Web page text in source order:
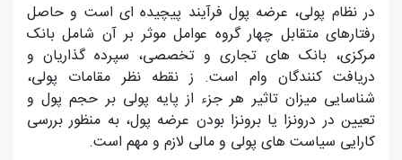
در نظام پولی، عرضه پول فرآیند پیچیده ای است و حاصل
رفتارهای متقابل چهار گروه عوامل موثر بر آن شامل بانک
مرکزی، بانک های تجاری و تخصصی، سپرده گذاریان و
دریافت کنندگان وام است. ز نقطه نظر مقامات پولی،
شناسایی میزان تاثیر هر جزء از پایه پولی بر حجم پول و
تعیین در درونزا یا برونزا بودن عرضه پول، به منظور بررسی
کارایی سیاست های پولی و مالی لازم و مهم است.